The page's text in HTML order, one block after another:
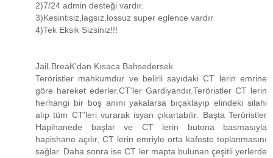
2)7/24 admin desteği vardır.
3)Kesintisiz,lagsız,lossuz super eglence vardır
4)Tek Eksik Sizsiniz!!!
JaiLBreaK'dan Kısaca Bahsedersek
Teröristler mahkumdur ve belirli sayıdaki CT lerin emrine
göre hareket ederler.CT'ler Gardiyandır.Teröristler CT lerin
herhangi bir boş anını yakalarsa bıçaklayıp elindeki silahi
alıp tüm CT'leri vurarak isyan çıkartabilir. Başta Teröristler
Hapihanede başlar ve CT lerin butona basmasıyla
hapishane açılır, CT lerin emriyle orta kafeste toplanmasını
sağlar. Daha sonra ise CT ler mapta bulunan çeşitli yerlerde